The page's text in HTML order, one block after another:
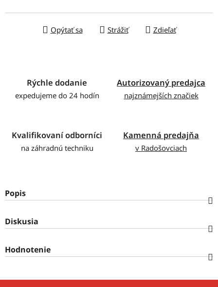
Opýtať sa Strážiť Zdieľať
Rýchle dodanie
expedujeme do 24 hodín
Autorizovaný predajca
najznámejších značiek
Kvalifikovaní odborníci
na záhradnú techniku
Kamenná predajňa
v Radošovciach
Popis
Diskusia
Hodnotenie